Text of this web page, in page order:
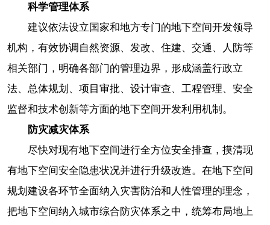
科学管理体系
建议依法设立国家和地方专门的地下空间开发领导
机构，有效协调自然资源、发改、住建、交通、人防等
相关部门，明确各部门的管理边界，形成涵盖行政立
法、总体规划、项目审批、设计审查、工程管理、安全
监督和技术创新等方面的地下空间开发利用机制。
防灾减灾体系
尽快对现有地下空间进行全方位安全排查，摸清现
有地下空间安全隐患状况并进行升级改造。在地下空间
规划建设各环节全面纳入灾害防治和人性管理的理念，
把地下空间纳入城市综合防灾体系之中，统筹布局地上